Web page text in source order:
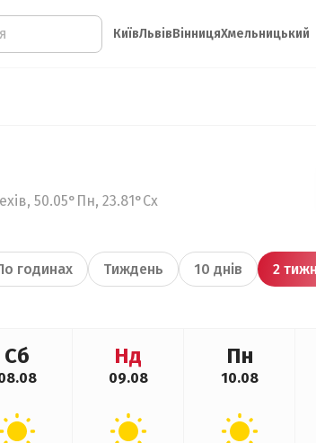
КиївЛьвівВінницяХмельницький
50.05°Пн, 23.81°Сх
годинах Тиждень 10 днів 2
Сб Нд
09.08
Пн
10.08